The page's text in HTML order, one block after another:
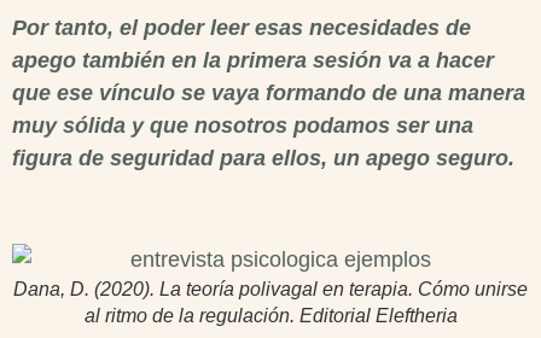
Por tanto, el poder leer esas necesidades de
apego también en la primera sesión va a hacer
que ese vínculo se vaya formando de una manera
muy sólida y que nosotros podamos ser una
figura de seguridad para ellos, un apego seguro.
Dana, D. (2020). La teoría polivagal en terapia. Cómo unirse
al ritmo de la regulación. Editorial Eleftheria